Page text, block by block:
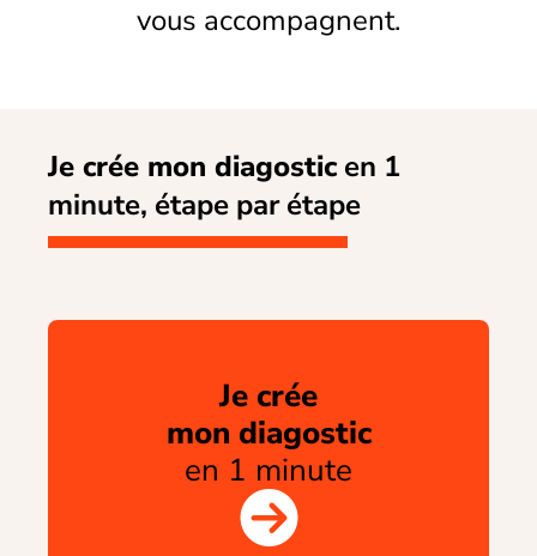
vous accompagnent.
Je crée mon diagosticen 1
minute, étape par étape
Je crée
mon diagostic
en 1 minute